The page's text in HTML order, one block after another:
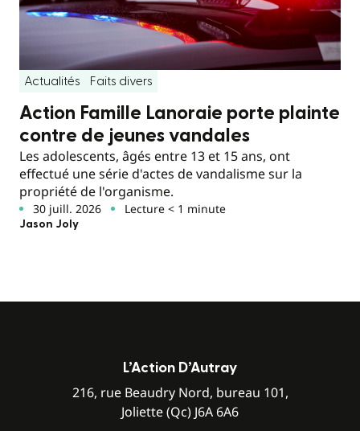
Actualités Faits divers
Action Famille Lanoraie porte plainte
contre de jeunes vandales
Les adolescents, âgés entre 13 et 15 ans, ont
effectué une série d'actes de vandalisme sur la
propriété de l'organisme.
30 juill. 2026 Lecture < 1 minute
Jason Joly
L’Action D’Autray
216, rue Beaudry Nord, bureau 101,
Joliette (Qc) J6A 6A6